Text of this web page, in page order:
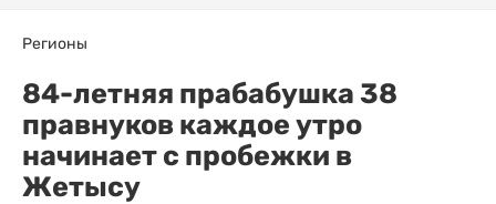
Регионы
84-летняя прабабушка 38
правнуков каждое утро
начинает с пробежки в
Жетысу